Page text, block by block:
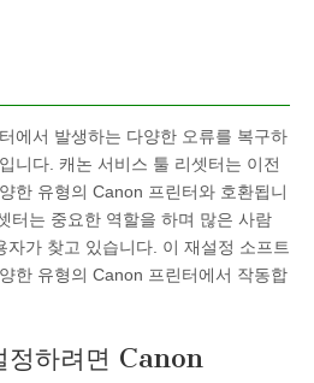
에서 발생하는 다양한 오류를 복구하
니다. 캐논 서비스 툴 리셋터는 이전
한 유형의 Canon 프린터와 호환됩니
터는 중요한 역할을 하며 많은 사람
가 찾고 있습니다. 이 재설정 소프트
한 유형의 Canon 프린터에서 작동합
정하려면 Canon